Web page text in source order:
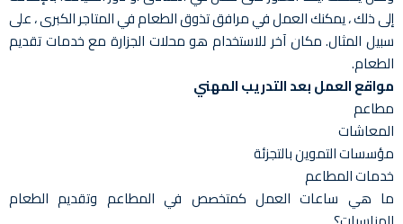
إلى ذلك ، يمكنك العمل في مرافق تذوق الطعام في المتاجر الكبرى ، على
سبيل المثال. مكان آخر للاستخدام هو محلات الجزارة مع خدمات تقديم
الطعام.
مواقع العمل بعد التدريب المهني
مطاعم
المعاشات
مؤسسات التموين بالتجزئة
خدمات المطاعم
ما هي ساعات العمل كمتخصص في المطاعم وتقديم الطعام